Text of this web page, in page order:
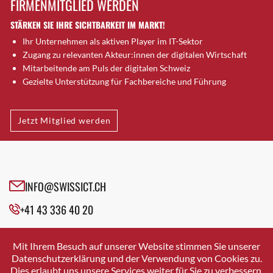
Brugg AG
Brütten
Bubendorf
Bubikon
Buchs (SG)
Bäretswil
Bülach
Cazis
Crissier
Davos Platz
Dierikon
Dietikon
FIRMENMITGLIED WERDEN
STÄRKEN SIE IHRE SICHTBARKEIT IM MARKT!
Ihr Unternehmen als aktiven Player im IT-Sektor
Zugang zu relevanten Akteur:innen der digitalen Wirtschaft
Mitarbeitende am Puls der digitalen Schweiz
Gezielte Unterstützung für Fachbereiche und Führung
Jetzt Mitglied werden
INFO@SWISSICT.CH
+41 43 336 40 20
SWISSICT
VULKANSTRASSE 120
8048 ZURICH
Mit Ihrem Besuch auf unserer Website stimmen Sie unserer
Datenschutzerklärung und der Verwendung von Cookies zu.
Dies erlaubt uns unsere Services weiter für Sie zu verbessern.